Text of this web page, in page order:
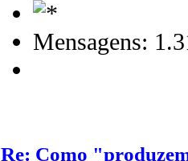
Mensagens:
Re: Como